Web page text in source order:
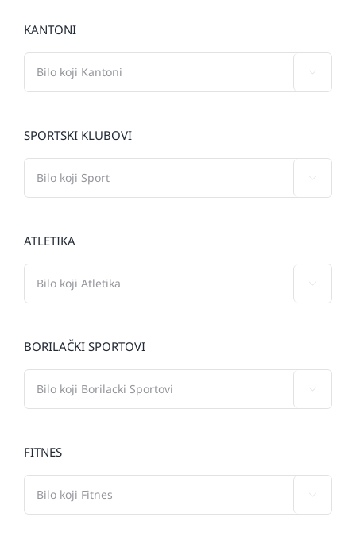
KANTONI
SPORTSKI KLUBOVI
ATLETIKA
BORILAČKI SPORTOVI
FITNES